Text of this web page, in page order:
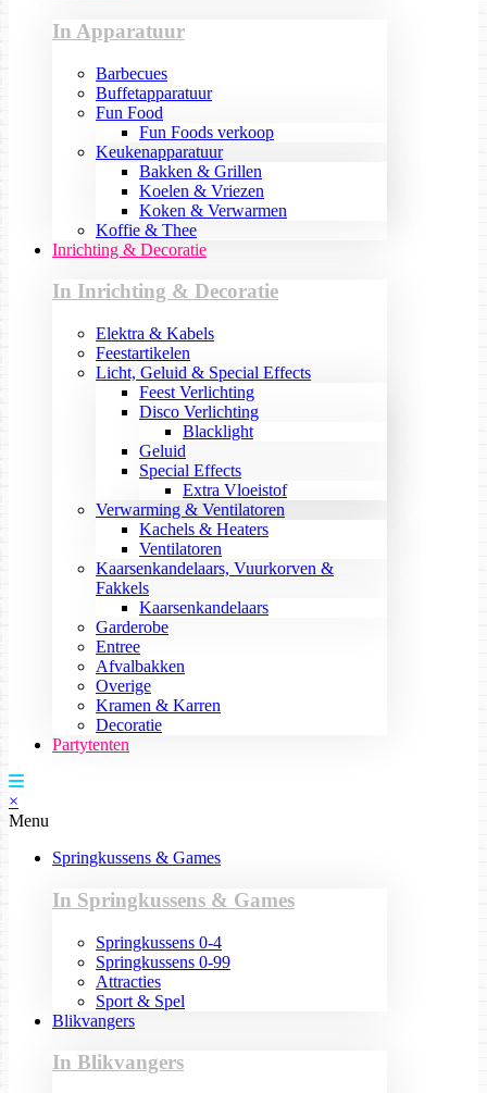
In Apparatuur
Barbecues
Buffetapparatuur
Fun Food
Fun Foods verkoop
Keukenapparatuur
Bakken & Grillen
Koelen & Vriezen
Koken & Verwarmen
Koffie & Thee
Inrichting & Decoratie
In Inrichting & Decoratie
Elektra & Kabels
Feestartikelen
Licht, Geluid & Special Effects
Feest Verlichting
Disco Verlichting
Blacklight
Geluid
Special Effects
Extra Vloeistof
Verwarming & Ventilatoren
Kachels & Heaters
Ventilatoren
Kaarsenkandelaars, Vuurkorven &
Fakkels
Kaarsenkandelaars
Garderobe
Entree
Afvalbakken
Overige
Kramen & Karren
Decoratie
Partytenten
×
Menu
Springkussens & Games
In Springkussens & Games
Springkussens 0-4
Springkussens 0-99
Attracties
Sport & Spel
Blikvangers
In Blikvangers